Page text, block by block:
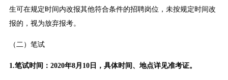
生可在规定时间内改报其他符合条件的招聘岗位，未按规定时间改
报的，视为放弃报考。
（二）笔试
1.笔试时间：2020年8月10日，具体时间、地点详见准考证。